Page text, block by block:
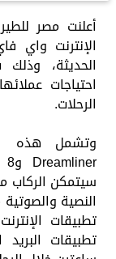
أعلنت مصر
الإنترنت واي
الحديثة،
احتياجات
الرحلات.
سيتمكن الركاب
النصية
تطبيقات
تطبيقات